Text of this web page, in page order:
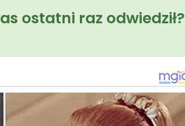
ostatni raz odwiedził?